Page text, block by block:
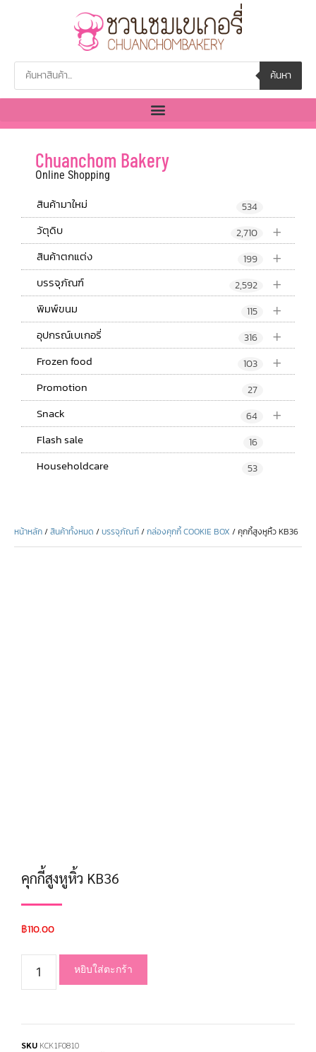
ค้นหา
Chuanchom Bakery
Online Shopping
สินค้ามาใหม่ 534
+
วัตุดิบ 2,710
+
สินค้าตกแต่ง 199
+
บรรจุภัณฑ์ 2,592
+
พิมพ์ขนม 115
+
อุปกรณ์เบเกอรี่ 316
+
Frozen food 103
Promotion 27
+
Snack 64
Flash sale 16
Householdcare 53
หน้าหลัก/สินค้าทั้งหมด /บรรจุภัณฑ์/กล่องคุกกี้ COOKIE BOX / คุกกี้สูงหูหิ้ว KB36
คุกกี้สูงหูหิ้ว KB36
฿110.00
หยิบใส่ตะกร้า
SKU KCK1F0810